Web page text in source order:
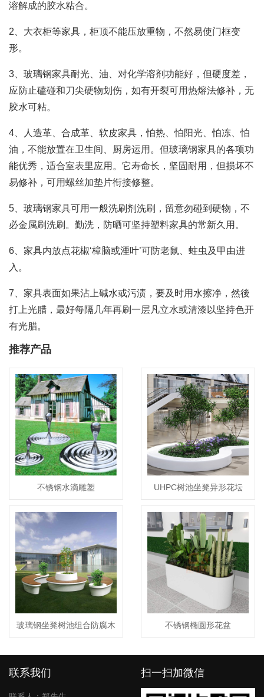
溶解成的胶水粘合。
2、大衣柜等家具，柜顶不能压放重物，不然易使门框变
形。
3、玻璃钢家具耐光、油、对化学溶剂功能好，但硬度差，
应防止磕碰和刀尖硬物划伤，如有开裂可用热熔法修补，无
胶水可粘。
4、人造革、合成革、软皮家具，怕热、怕阳光、怕冻、怕
油，不能放置在卫生间、厨房运用。但玻璃钢家具的各项功
能优秀，适合室表里应用。它寿命长，坚固耐用，但损坏不
易修补，可用螺丝加垫片衔接修整。
5、玻璃钢家具可用一般洗刷剂洗刷，留意勿碰到硬物，不
必金属刷洗刷。勤洗，防晒可坚持塑料家具的常新久用。
6、家具内放点花椒‘樟脑或湮叶’可防老鼠、蛀虫及甲由进
入。
7、家具表面如果沾上碱水或污渍，要及时用水擦净，然後
打上光腊，最好每隔几年再刷一层凡立水或清漆以坚持色开
有光腊。
推荐产品
不锈钢水滴雕塑
UHPC树池坐凳异形花坛
GRC混凝土花池
玻璃钢坐凳树池组合防腐木
圆形围树坐凳
不锈钢椭圆形花盆
联系我们 扫一扫加微信